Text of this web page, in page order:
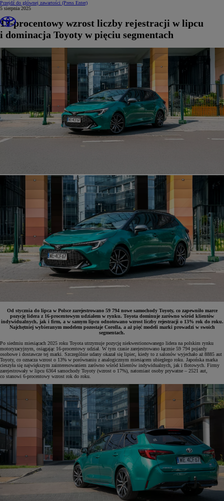
Przejdź do głównej zawartości (Press Enter)
5 sierpnia 2025
13-procentowy wzrost liczby rejestracji w lipcu
i dominacja Toyoty w pięciu segmentach
Od stycznia do lipca w Polsce zarejestrowano 59 794 nowe samochody Toyoty, co zapewniło marce
pozycję lidera z 16-procentowym udziałem w rynku. Toyota dominuje zarówno wśród klientów
indywidualnych, jak i firm, a w samym lipcu odnotowano wzrost liczby rejestracji o 13% rok do roku.
Najchętniej wybieranym modelem pozostaje Corolla, a aż pięć modeli marki prowadzi w swoich
segmentach.
Po siedmiu miesiącach 2025 roku Toyota utrzymuje pozycję niekwestionowanego lidera na polskim rynku
motoryzacyjnym, osiągając 16-procentowy udział. W tym czasie zarejestrowano łącznie 59 794 pojazdy
osobowe i dostawcze tej marki. Szczególnie udany okazał się lipiec, kiedy to z salonów wyjechało aż 8885 aut
Toyoty, co oznacza wzrost o 13% w porównaniu z analogicznym miesiącem ubiegłego roku. Japońska marka
cieszyła się największym zainteresowaniem zarówno wśród klientów indywidualnych, jak i flotowych. Firmy
zarejestrowały w lipcu 6364 samochody Toyoty (wzrost o 17%), natomiast osoby prywatne – 2521 aut,
co stanowi 6-procentowy wzrost rok do roku.